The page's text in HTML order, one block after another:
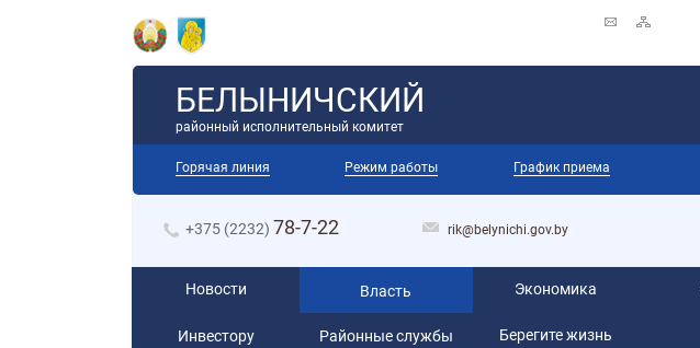
БЕЛЫНИЧСКИЙ
районный исполнительный комитет
Горячая линия Режим работы График приема
+375 (2232) 78-7-22 rik@belynichi.gov.by
Новости Власть Экономика
Инвестору Районные службы Берегите жизнь